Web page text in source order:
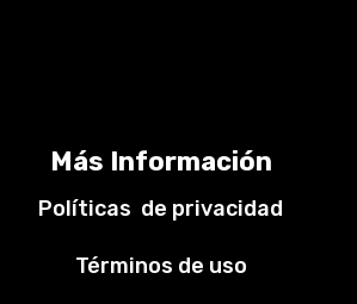
Más Información
Políticas de privacidad
Términos de uso